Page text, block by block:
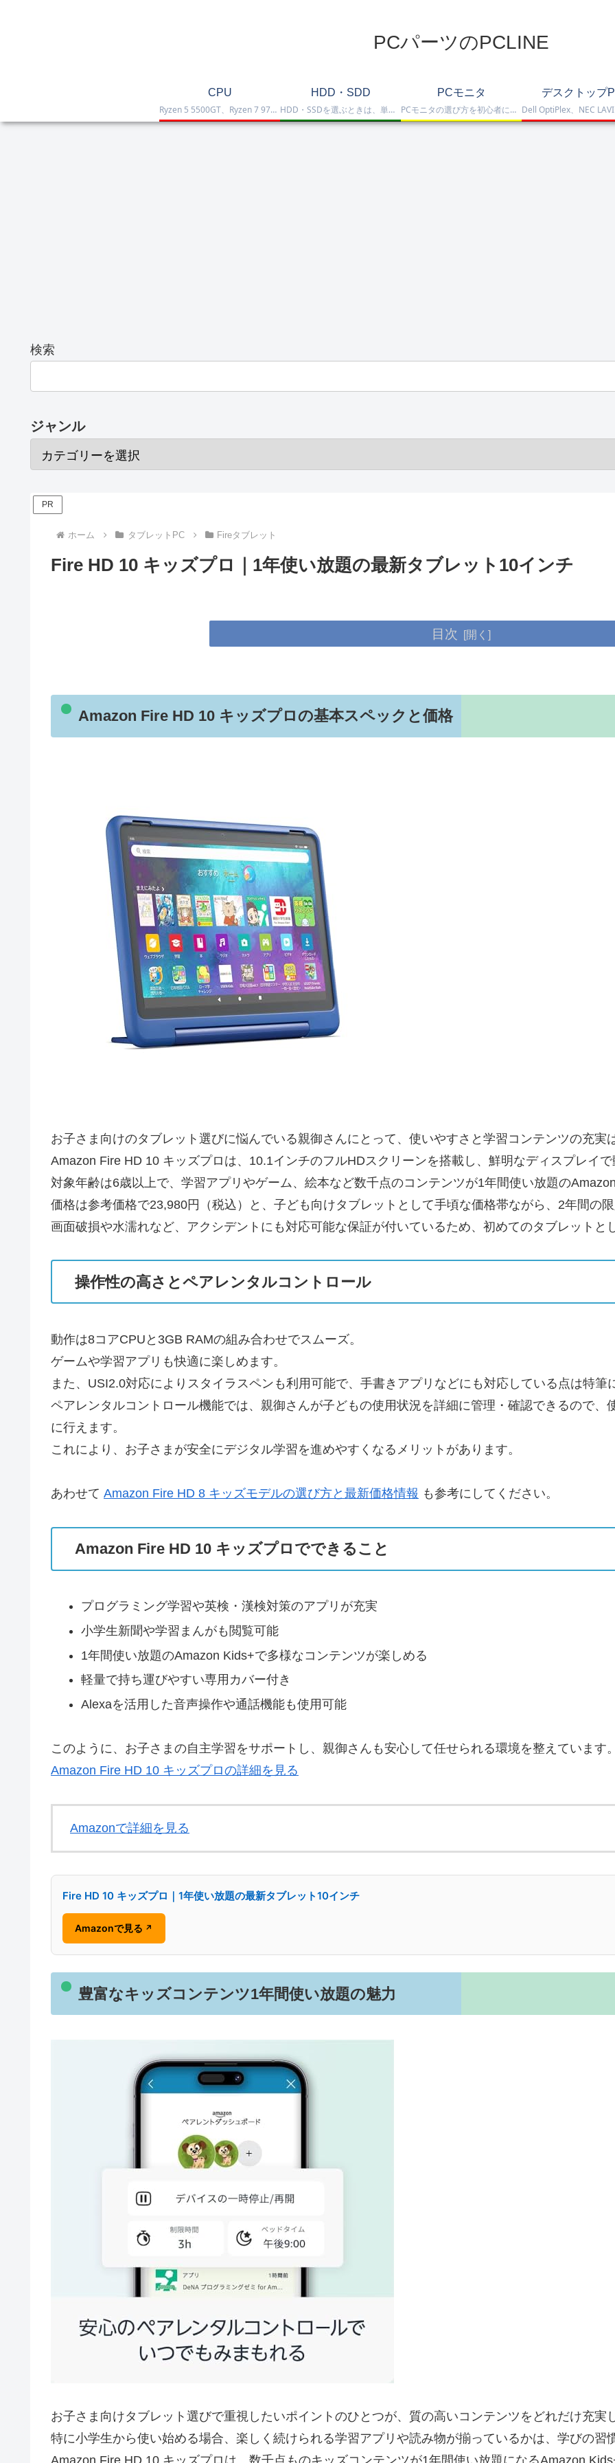
PCパーツのPCLINE
CPU
Ryzen 5 5500GT、Ryzen 7 9700X、Ryzen 7 9800X3D、Core Ultra 7 265K、Core i5-12400などを掲載したCPU一覧です。性能・価格・用途を比較しながら、自作PCやゲーミング向けの最適な1台を選べます。
HDD・SDD
HDD・SSDを選ぶときは、単に容量だけを見るのではなく、保存重視なのか、高速化したいのか、NAS運用なのか、外付けで使いたいのかまで整理して選ぶことが大切です。このカテゴリでは、HDDとSSDの基本的な違いを踏まえつつ、保存容量をしっかり確保したい方向けのHDD、高速起動や作業効率を重視したい方向けのSSD、さらにNAS向けHDDやNVMe SSD、SATA SSD、外付けストレージまで比較しや…
PCモニタ
PCモニタの選び方を初心者にも分かりやすく解説。ゲーミングモニタ、4K・高画質モニタ、モバイルモニタ、仕事・普段使い向けモニタまで、用途別に比較しやすくまとめています。
デスクトップ
検索
ジャンル
PR
ホーム タブレットPC Fireタブレット
Fire HD 10 キッズプロ｜1年使い放題の最新タブレット10インチ
目次
Amazon Fire HD 10 キッズプロの基本スペックと価格
お子さま向けのタブレット選びに悩んでいる親御さんにとって、使いやすさと学習コンテンツの充実
Amazon Fire HD 10 キッズプロは、10.1インチのフルHDスクリーンを搭載し、鮮明なディスプレイ
対象年齢は6歳以上で、学習アプリやゲーム、絵本など数千点のコンテンツが1年間使い放題の
価格は参考価格で23,980円（税込）と、子ども向けタブレットとして手頃な価格帯ながら、2年間の
画面破損や水濡れなど、アクシデントにも対応可能な保証が付いているため、初めてのタブレットと
操作性の高さとペアレンタルコントロール
動作は8コアCPUと3GB RAMの組み合わせでスムーズ。
ゲームや学習アプリも快適に楽しめます。
また、USI2.0対応によりスタイラスペンも利用可能で、手書きアプリなどにも対応している点は特筆
ペアレンタルコントロール機能では、親御さんが子どもの使用状況を詳細に管理・確認できるので
に行えます。
これにより、お子さまが安全にデジタル学習を進めやすくなるメリットがあります。
あわせて Amazon Fire HD 8 キッズモデルの選び方と最新価格情報 も参考にしてください。
Amazon Fire HD 10 キッズプロでできること
プログラミング学習や英検・漢検対策のアプリが充実
小学生新聞や学習まんがも閲覧可能
1年間使い放題のAmazon Kids+で多様なコンテンツが楽しめる
軽量で持ち運びやすい専用カバー付き
Alexaを活用した音声操作や通話機能も使用可能
このように、お子さまの自主学習をサポートし、親御さんも安心して任せられる環境を整えています
Amazon Fire HD 10 キッズプロの詳細を見る
Amazonで詳細を見る
Fire HD 10 キッズプロ｜1年使い放題の最新タブレット10インチ
Amazonで見る ↗
豊富なキッズコンテンツ1年間使い放題の魅力
お子さま向けタブレット選びで重視したいポイントのひとつが、質の高いコンテンツをどれだけ充実
特に小学生から使い始める場合、楽しく続けられる学習アプリや読み物が揃っているかは、学びの習